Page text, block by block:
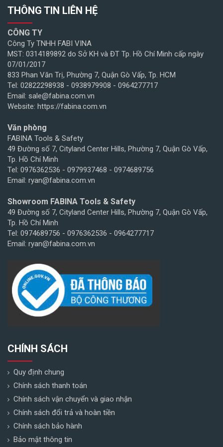
THÔNG TIN LIÊN HỆ
CÔNG TY
Công Ty TNHH FABI VINA
MST: 0314189892 do Sở KH và ĐT Tp. Hồ Chí Minh cấp ngày
07/01/2017
833 Phan Văn Trị, Phường 7, Quận Gò Vấp, Tp. HCM
Tel: 02822298938 - 0938979908 - 0964277717
Email: sale@fabina.com.vn
Website: https://fabina.com.vn
Văn phòng
FABINA Tools & Safety
49 Đường số 7, Cityland Center Hills, Phường 7, Quận Gò Vấp,
Tp. Hồ Chí Minh
Tel: 0976362536 - 0979937468 - 0974689756
Email: ryan@fabina.com.vn
Showroom FABINA Tools & Safety
49 Đường số 7, Cityland Center Hills, Phường 7, Quận Gò Vấp,
Tp. Hồ Chí Minh
Tel: 0974689756 - 0976362536 - 0964277717
Email: ryan@fabina.com.vn
CHÍNH SÁCH
Quy định chung
Chính sách thanh toán
Chính sách vận chuyển và giao nhận
Chính sách đổi trả và hoàn tiền
Chính sách bảo hành
Bảo mật thông tin